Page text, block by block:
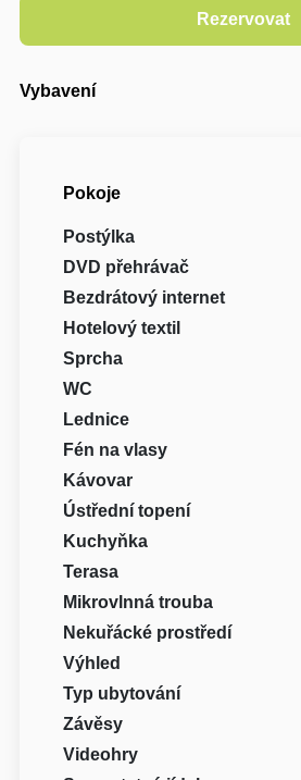
Vybavení
Pokoje
Postýlka
DVD přehrávač
Bezdrátový internet
Hotelový textil
Sprcha
WC
Lednice
Fén na vlasy
Kávovar
Ústřední topení
Kuchyňka
Terasa
Mikrovlnná trouba
Nekuřácké prostředí
Výhled
Typ ubytování
Závěsy
Videohry